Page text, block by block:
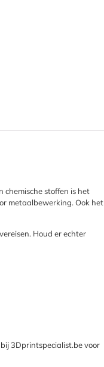
stoffen is het
metaalbewerking. Ook het
Houd er echter
3Dprintspecialist.be voor